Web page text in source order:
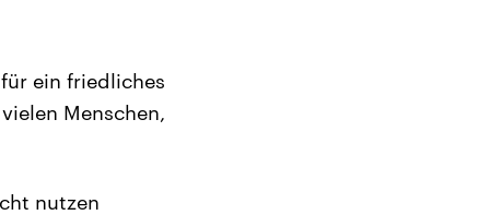
ein friedliches
Menschen,
nutzen